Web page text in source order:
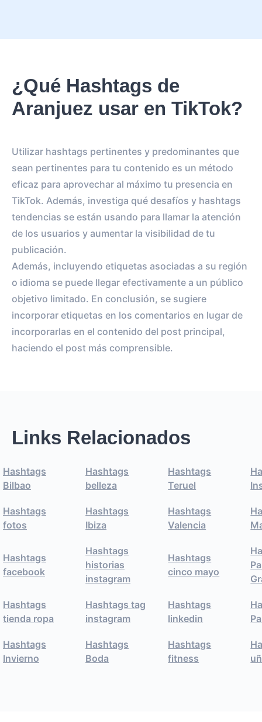
¿Qué Hashtags de
Aranjuez usar en TikTok?
Utilizar hashtags pertinentes y predominantes que
sean pertinentes para tu contenido es un método
eficaz para aprovechar al máximo tu presencia en
TikTok. Además, investiga qué desafíos y hashtags
tendencias se están usando para llamar la atención
de los usuarios y aumentar la visibilidad de tu
publicación.
Además, incluyendo etiquetas asociadas a su región
o idioma se puede llegar efectivamente a un público
objetivo limitado. En conclusión, se sugiere
incorporar etiquetas en los comentarios en lugar de
incorporarlas en el contenido del post principal,
haciendo el post más comprensible.
Links Relacionados
Hashtags
Bilbao
Hashtags
belleza
Hashtags
Teruel
Hashtags
fotos
Hashtags
Ibiza
Hashtags
Valencia
Hashtags
facebook
Hashtags
historias
instagram
Hashtags
cinco mayo
Hashtags
tienda ropa
Hashtags tag
instagram
Hashtags
linkedin
Hashtags
Invierno
Hashtags
Boda
Hashtags
fitness